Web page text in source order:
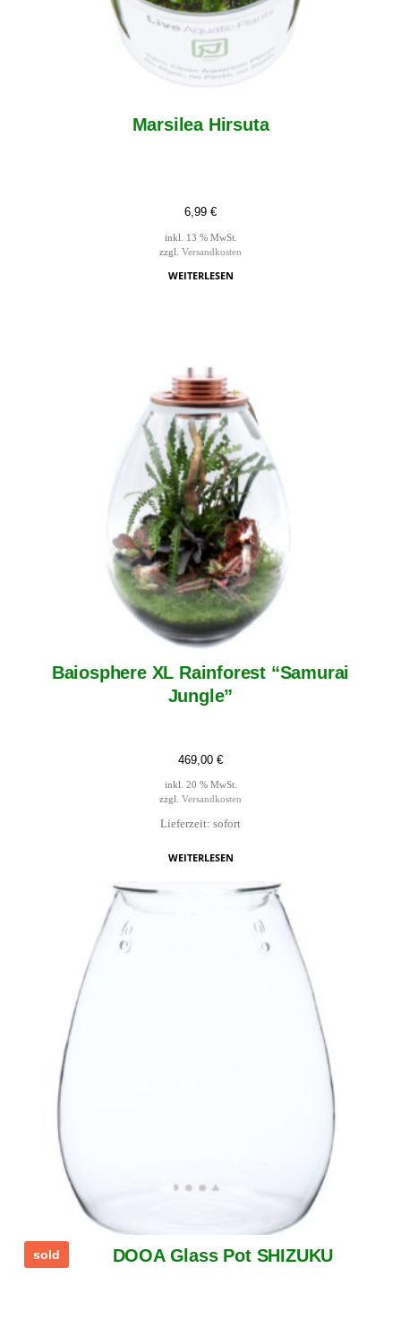
Marsilea Hirsuta
6,99 €
inkl. 13 % MwSt.
zzgl. Versandkosten
WEITERLESEN
Baiosphere XL Rainforest “Samurai
Jungle”
469,00 €
inkl. 20 % MwSt.
zzgl. Versandkosten
Lieferzeit: sofort
WEITERLESEN
sold DOOA Glass Pot SHIZUKU